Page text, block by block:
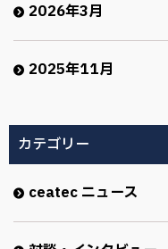
2026年3月
2025年11月
カテゴリー
ceatec ニュース